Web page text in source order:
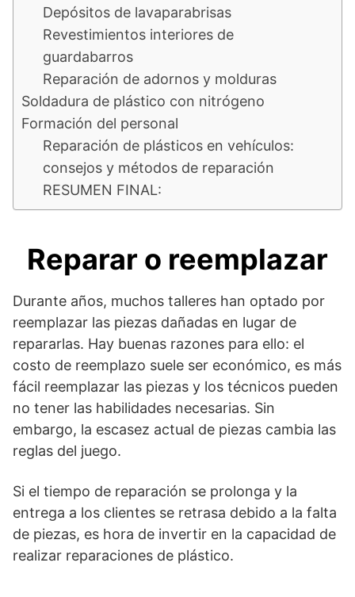
Depósitos de lavaparabrisas
Revestimientos interiores de
guardabarros
Reparación de adornos y molduras
Soldadura de plástico con nitrógeno
Formación del personal
Reparación de plásticos en vehículos:
consejos y métodos de reparación
RESUMEN FINAL:
Reparar o reemplazar
Durante años, muchos talleres han optado por
reemplazar las piezas dañadas en lugar de
repararlas. Hay buenas razones para ello: el
costo de reemplazo suele ser económico, es más
fácil reemplazar las piezas y los técnicos pueden
no tener las habilidades necesarias. Sin
embargo, la escasez actual de piezas cambia las
reglas del juego.
Si el tiempo de reparación se prolonga y la
entrega a los clientes se retrasa debido a la falta
de piezas, es hora de invertir en la capacidad de
realizar reparaciones de plástico.